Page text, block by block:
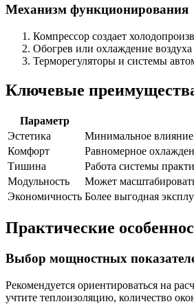
Механизм функционирования
Компрессор создает
Обогрев или охлаждение
Терморегуляторы и системы
Ключевые
Параметр
Эстетика
Минимальное влияние
Комфорт
Равномерное
Тишина
Работа системы
Модульность
Может
Экономичность Более выгодная
Практические
Выбор мощностных
Рекомендуется ориентироваться на
учтите теплоизоляцию, количество